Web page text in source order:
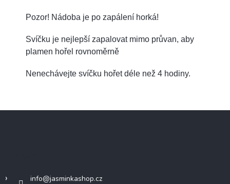
Pozor! Nádoba je po zapálení horká!
Svíčku je nejlepší zapalovat mimo průvan, aby
plamen hořel rovnoměrně
Nenechávejte svíčku hořet déle než 4 hodiny.
info@jasminkashop.cz